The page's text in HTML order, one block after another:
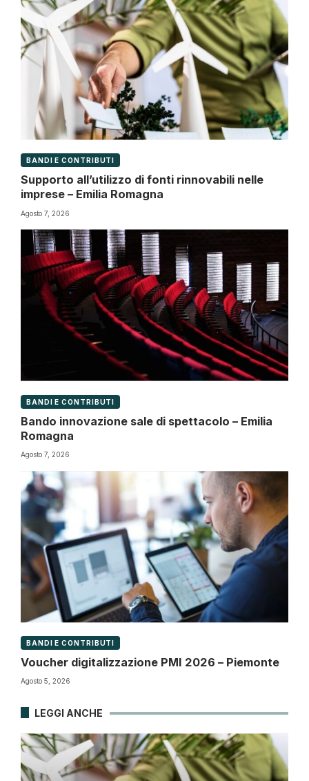
BANDI E CONTRIBUTI
Supporto all’utilizzo di fonti rinnovabili nelle
imprese – Emilia Romagna
Agosto 7, 2026
BANDI E CONTRIBUTI
Bando innovazione sale di spettacolo – Emilia
Romagna
Agosto 7, 2026
BANDI E CONTRIBUTI
Voucher digitalizzazione PMI 2026 – Piemonte
Agosto 5, 2026
LEGGI ANCHE